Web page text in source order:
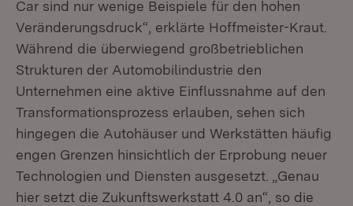
Car sind nur wenige Beispiele für den hohen
Veränderungsdruck“, erklärte Hoffmeister-Kraut.
Während die überwiegend großbetrieblichen
Strukturen der Automobilindustrie den
Unternehmen eine aktive Einflussnahme auf den
Transformationsprozess erlauben, sehen sich
hingegen die Autohäuser und Werkstätten häufig
engen Grenzen hinsichtlich der Erprobung neuer
Technologien und Diensten ausgesetzt. „Genau
hier setzt die Zukunftswerkstatt 4.0 an“, so die